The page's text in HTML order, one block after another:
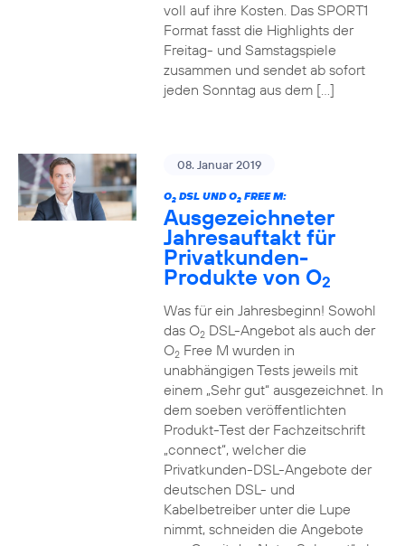
voll auf ihre Kosten. Das SPORT1
Format fasst die Highlights der
Freitag- und Samstagspiele
zusammen und sendet ab sofort
jeden Sonntag aus dem […]
08. Januar 2019
O2DSL UND O2FREE M:
Ausgezeichneter
Jahresauftakt für
Privatkunden-
Produkte von O2
Was für ein Jahresbeginn! Sowohl
das O2DSL-Angebot als auch der
O2Free M wurden in
unabhängigen Tests jeweils mit
einem „Sehr gut“ ausgezeichnet. In
dem soeben veröffentlichten
Produkt-Test der Fachzeitschrift
„connect“, welcher die
Privatkunden-DSL-Angebote der
deutschen DSL- und
Kabelbetreiber unter die Lupe
nimmt, schneiden die Angebote